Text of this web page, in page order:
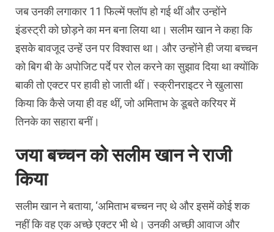
जब उनकी लगाकार 11 फिल्में फ्लॉप हो गई थीं और उन्होंने
इंडस्ट्री को छोड़ने का मन बना लिया था। सलीम खान ने कहा कि
इसके बावजूद उन्हें उन पर विश्वास था। और उन्होंने ही जया बच्चन
को बिग बी के अपोजिट पर्दे पर रोल करने का सुझाव दिया था क्योंकि
बाकी तो एक्टर पर हावी हो जाती थीं। स्क्रीनराइटर ने खुलासा
किया कि कैसे जया ही वह थीं, जो अमिताभ के डूबते करियर में
तिनके का सहारा बनीं।
जया बच्चन को सलीम खान ने राजी
किया
सलीम खान ने बताया, ‘अमिताभ बच्चन नए थे और इसमें कोई शक
नहीं कि वह एक अच्छे एक्टर भी थे। उनकी अच्छी आवाज और